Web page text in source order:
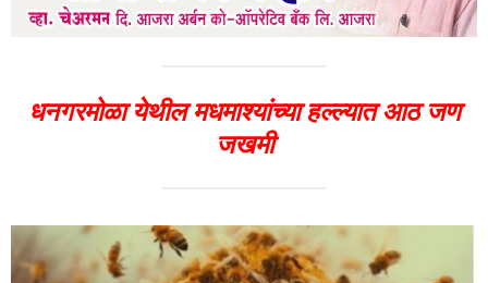
धनगरमोळा येथील मधमाश्यांच्या हल्ल्यात आठ जण
जखमी